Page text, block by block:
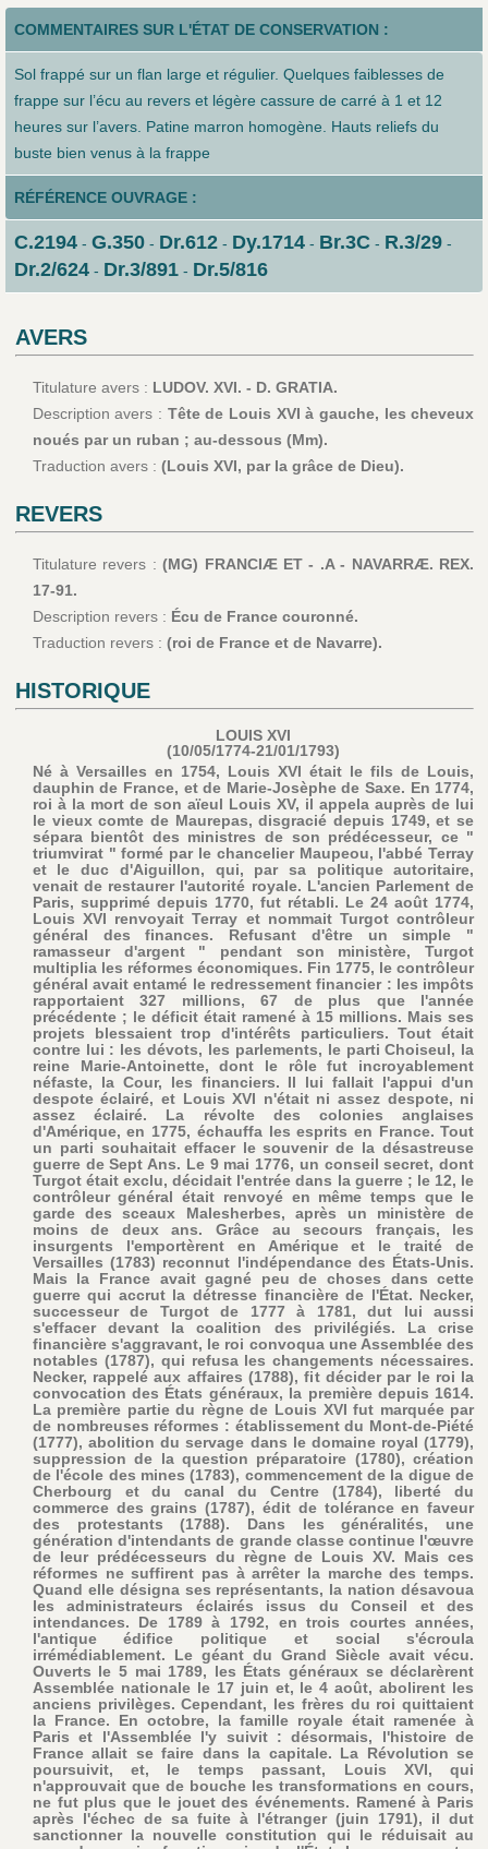
COMMENTAIRES SUR L'ÉTAT DE CONSERVATION :
Sol frappé sur un flan large et régulier. Quelques faiblesses de
frappe sur l’écu au revers et légère cassure de carré à 1 et 12
heures sur l’avers. Patine marron homogène. Hauts reliefs du
buste bien venus à la frappe
RÉFÉRENCE OUVRAGE :
C.2194- G.350- Dr.612- Dy.1714- Br.3C- R.3/29-
Dr.2/624- Dr.3/891- Dr.5/816
AVERS
Titulature avers : LUDOV. XVI. - D. GRATIA.
Description avers : Tête de Louis XVI à gauche, les cheveux
noués par un ruban ; au-dessous (Mm).
Traduction avers : (Louis XVI, par la grâce de Dieu).
REVERS
Titulature revers :(MG) FRANCIÆ ET - .A - NAVARRÆ. REX.
17-91.
Description revers : Écu de France couronné.
Traduction revers : (roi de France et de Navarre).
HISTORIQUE
LOUIS XVI
(10/05/1774-21/01/1793)
Né à Versailles en 1754, Louis XVI était le fils de Louis,
dauphin de France, et de Marie-Josèphe de Saxe. En 1774,
roi à la mort de son aïeul Louis XV, il appela auprès de lui
le vieux comte de Maurepas, disgracié depuis 1749, et se
sépara bientôt des ministres de son prédécesseur, ce "
triumvirat " formé par le chancelier Maupeou, l'abbé Terray
et le duc d'Aiguillon, qui, par sa politique autoritaire,
venait de restaurer l'autorité royale. L'ancien Parlement de
Paris, supprimé depuis 1770, fut rétabli. Le 24 août 1774,
Louis XVI renvoyait Terray et nommait Turgot contrôleur
général des finances. Refusant d'être un simple "
ramasseur d'argent " pendant son ministère, Turgot
multiplia les réformes économiques. Fin 1775, le contrôleur
général avait entamé le redressement financier : les impôts
rapportaient 327 millions, 67 de plus que l'année
précédente ; le déficit était ramené à 15 millions. Mais ses
projets blessaient trop d'intérêts particuliers. Tout était
contre lui : les dévots, les parlements, le parti Choiseul, la
reine Marie-Antoinette, dont le rôle fut incroyablement
néfaste, la Cour, les financiers. Il lui fallait l'appui d'un
despote éclairé, et Louis XVI n'était ni assez despote, ni
assez éclairé. La révolte des colonies anglaises
d'Amérique, en 1775, échauffa les esprits en France. Tout
un parti souhaitait effacer le souvenir de la désastreuse
guerre de Sept Ans. Le 9 mai 1776, un conseil secret, dont
Turgot était exclu, décidait l'entrée dans la guerre ; le 12, le
contrôleur général était renvoyé en même temps que le
garde des sceaux Malesherbes, après un ministère de
moins de deux ans. Grâce au secours français, les
insurgents l'emportèrent en Amérique et le traité de
Versailles (1783) reconnut l'indépendance des États-Unis.
Mais la France avait gagné peu de choses dans cette
guerre qui accrut la détresse financière de l'État. Necker,
successeur de Turgot de 1777 à 1781, dut lui aussi
s'effacer devant la coalition des privilégiés. La crise
financière s'aggravant, le roi convoqua une Assemblée des
notables (1787), qui refusa les changements nécessaires.
Necker, rappelé aux affaires (1788), fit décider par le roi la
convocation des États généraux, la première depuis 1614.
La première partie du règne de Louis XVI fut marquée par
de nombreuses réformes : établissement du Mont-de-Piété
(1777), abolition du servage dans le domaine royal (1779),
suppression de la question préparatoire (1780), création
de l'école des mines (1783), commencement de la digue de
Cherbourg et du canal du Centre (1784), liberté du
commerce des grains (1787), édit de tolérance en faveur
des protestants (1788). Dans les généralités, une
génération d'intendants de grande classe continue l'œuvre
de leur prédécesseurs du règne de Louis XV. Mais ces
réformes ne suffirent pas à arrêter la marche des temps.
Quand elle désigna ses représentants, la nation désavoua
les administrateurs éclairés issus du Conseil et des
intendances. De 1789 à 1792, en trois courtes années,
l'antique édifice politique et social s'écroula
irrémédiablement. Le géant du Grand Siècle avait vécu.
Ouverts le 5 mai 1789, les États généraux se déclarèrent
Assemblée nationale le 17 juin et, le 4 août, abolirent les
anciens privilèges. Cependant, les frères du roi quittaient
la France. En octobre, la famille royale était ramenée à
Paris et l'Assemblée l'y suivit : désormais, l'histoire de
France allait se faire dans la capitale. La Révolution se
poursuivit, et, le temps passant, Louis XVI, qui
n'approuvait que de bouche les transformations en cours,
ne fut plus que le jouet des événements. Ramené à Paris
après l'échec de sa fuite à l'étranger (juin 1791), il dut
sanctionner la nouvelle constitution qui le réduisait au